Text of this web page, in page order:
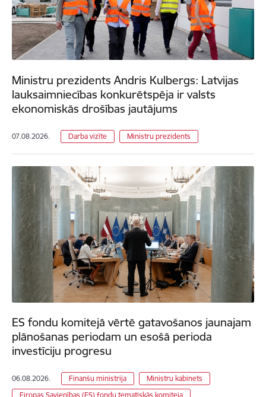
Ministru prezidents Andris Kulbergs: Latvijas
lauksaimniecības konkurētspēja ir valsts
ekonomiskās drošības jautājums
07.08.2026. Darba vizīte Ministru prezidents
ES fondu komitejā vērtē gatavošanos jaunajam
plānošanas periodam un esošā perioda
investīciju progresu
06.08.2026. Finanšu ministrija
Ministru kabinets
Eiropas Savienības (ES) fondu tematiskās komiteja